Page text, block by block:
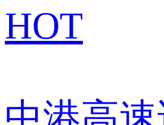
HOT